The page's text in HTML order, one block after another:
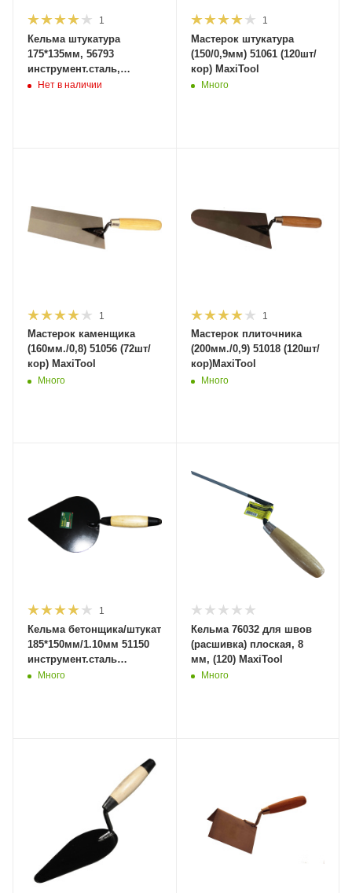
1
Кельма штукатура
175*135мм, 56793
инструмент.сталь,
усилен.рукоять (120шт/
Нет в наличии
1
Мастерок штукатура
(150/0,9мм) 51061 (120шт/
кор) MaxiTool
Много
1
Мастерок каменщика
(160мм./0,8) 51056 (72шт/
кор) MaxiTool
Много
1
Мастерок плиточника
(200мм./0,9) 51018 (120шт/
кор)MaxiTool
Много
1
Кельма бетонщика/штукат
185*150мм/1.10мм 51150
инструмент.сталь
усилен.рукоять (120шт/
Много
Кельма 76032 для швов
(расшивка) плоская, 8
мм, (120) MaxiTool
Много